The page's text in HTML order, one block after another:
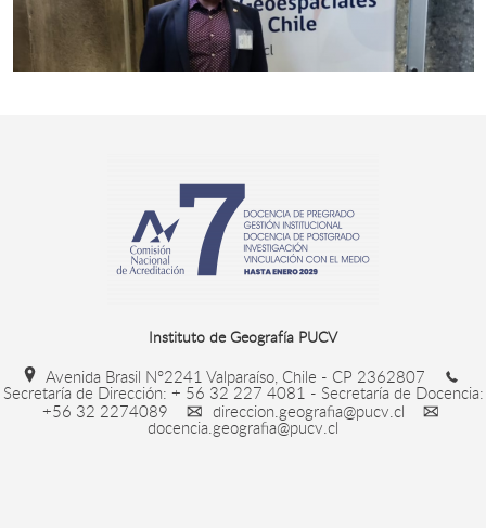
Instituto de Geografía PUCV
Avenida Brasil N°2241 Valparaíso, Chile - CP 2362807
Secretaría de Dirección: + 56 32 227 4081 - Secretaría de Docencia:
+56 32 2274089
direccion.geografia@pucv.cl
docencia.geografia@pucv.cl